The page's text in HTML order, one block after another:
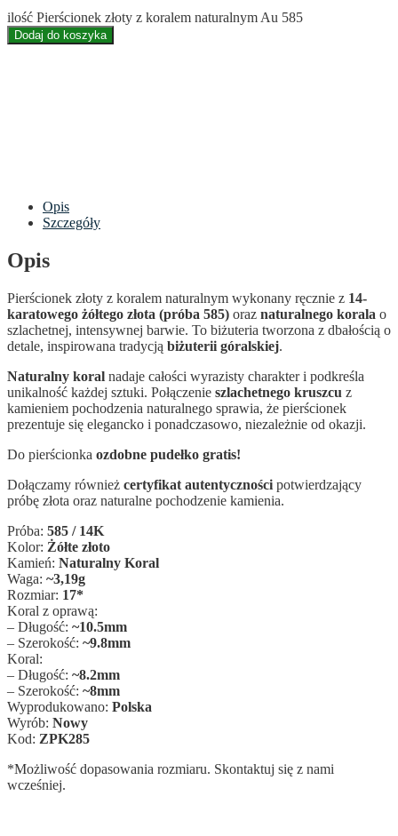
ilość Pierścionek złoty z koralem naturalnym Au 585
Dodaj do koszyka
Opis
Szczegóły
Opis
Pierścionek złoty z koralem naturalnym wykonany ręcznie z 14-
karatowego żółtego złota (próba 585) oraz naturalnego korala o
szlachetnej, intensywnej barwie. To biżuteria tworzona z dbałością o
detale, inspirowana tradycją biżuterii góralskiej.
Naturalny koral nadaje całości wyrazisty charakter i podkreśla
unikalność każdej sztuki. Połączenie szlachetnego kruszcu z
kamieniem pochodzenia naturalnego sprawia, że pierścionek
prezentuje się elegancko i ponadczasowo, niezależnie od okazji.
Do pierścionka ozdobne pudełko gratis!
Dołączamy również certyfikat autentyczności potwierdzający
próbę złota oraz naturalne pochodzenie kamienia.
Próba: 585 / 14K
Kolor: Żółte złoto
Kamień: Naturalny Koral
Waga: ~3,19g
Rozmiar: 17*
Koral z oprawą:
– Długość: ~10.5mm
– Szerokość: ~9.8mm
Koral:
– Długość: ~8.2mm
– Szerokość: ~8mm
Wyprodukowano: Polska
Wyrób: Nowy
Kod: ZPK285
*Możliwość dopasowania rozmiaru. Skontaktuj się z nami
wcześniej.